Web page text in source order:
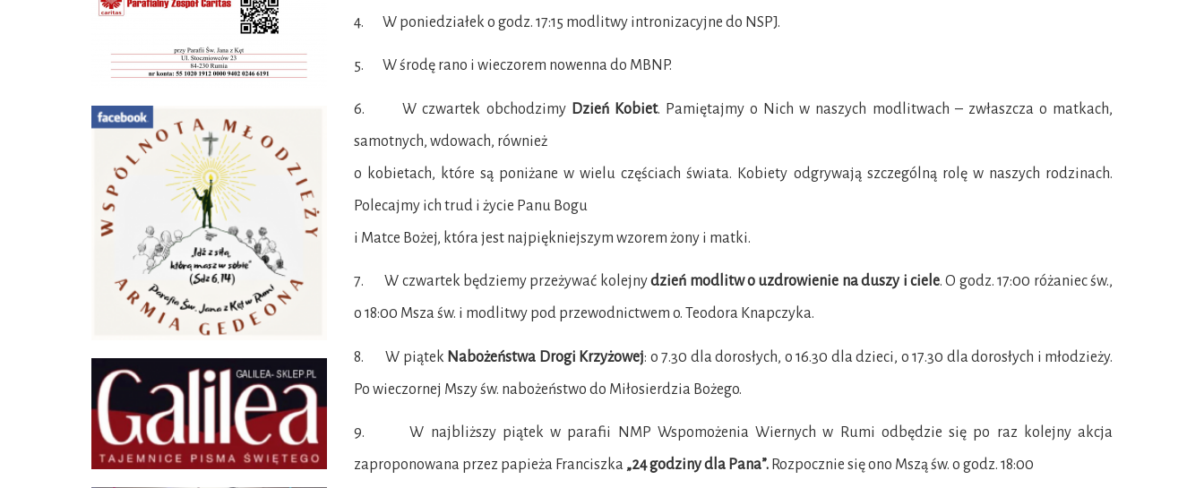
4. W poniedziałek o godz. 17:15 modlitwy intronizacyjne do NSPJ.
5. W środę rano i wieczorem nowenna do MBNP.
6. W czwartek obchodzimy Dzień Kobiet. Pamiętajmy o Nich w naszych modlitwach – zwłaszcza o matkach,
samotnych, wdowach, również
o kobietach, które są poniżane w wielu częściach świata. Kobiety odgrywają szczególną rolę w naszych rodzinach.
Polecajmy ich trud i życie Panu Bogu
i Matce Bożej, która jest najpiękniejszym wzorem żony i matki.
7. W czwartek będziemy przeżywać kolejnydzień modlitw o uzdrowienie na duszy i ciele. O godz. 17:00 różaniec św.,
o 18:00 Msza św. i modlitwy pod przewodnictwem o. Teodora Knapczyka.
8. W piątek Nabożeństwa Drogi Krzyżowej: o 7.30 dla dorosłych, o 16.30 dla dzieci, o 17.30 dla dorosłych i młodzieży.
Po wieczornej Mszy św. nabożeństwo do Miłosierdzia Bożego.
9. W najbliższy piątek w parafii NMP Wspomożenia Wiernych w Rumi odbędzie się po raz kolejny akcja
zaproponowana przez papieża Franciszka „24 godziny dla Pana”.Rozpocznie się ono Mszą św. o godz. 18:00